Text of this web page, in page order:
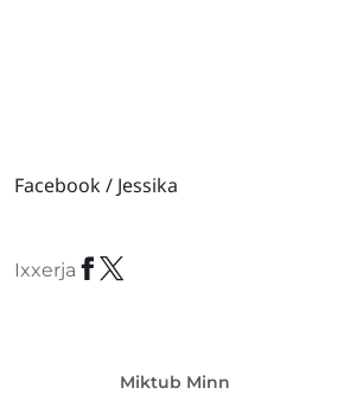
Facebook / Jessika
Ixxerja
Miktub Minn